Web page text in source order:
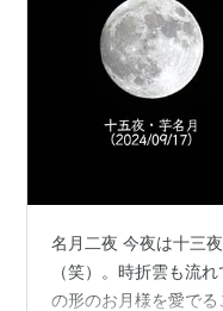
名月二夜 今夜は十三
（笑）。時折雲も流
の形のお月様を愛でる